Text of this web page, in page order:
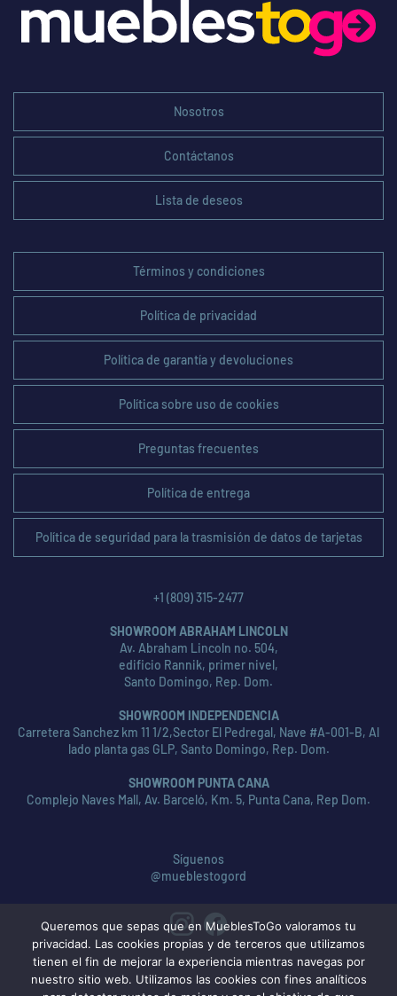
Nosotros
Contáctanos
Lista de deseos
Términos y condiciones
Política de privacidad
Política de garantía y devoluciones
Política sobre uso de cookies
Preguntas frecuentes
Política de entrega
Política de seguridad para la trasmisión de datos de tarjetas
+1 (809) 315-2477
SHOWROOM ABRAHAM LINCOLN
Av. Abraham Lincoln no. 504,
edificio Rannik, primer nivel,
Santo Domingo, Rep. Dom.
SHOWROOM INDEPENDENCIA
Carretera Sanchez km 11 1/2,Sector El Pedregal, Nave #A-001-B, Al
lado planta gas GLP, Santo Domingo, Rep. Dom.
SHOWROOM PUNTA CANA
Complejo Naves Mall, Av. Barceló, Km. 5, Punta Cana, Rep Dom.
Síguenos
@mueblestogord
Queremos que sepas que en MueblesToGo valoramos tu
privacidad. Las cookies propias y de terceros que utilizamos
tienen el fin de mejorar la experiencia mientras navegas por
nuestro sitio web. Utilizamos las cookies con fines analíticos